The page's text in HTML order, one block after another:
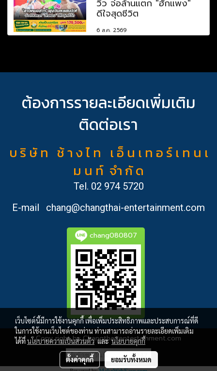
วิว จ่อล้านแตก "ฮักแพง"
ดีใจสุดชีวิต
6 ส.ค. 2569
ต้องการรายละเอียดเพิ่มเติม
ติดต่อเรา
บ ริ ษั ท ช้ า ง ไ ท เ อ็ น เ ท อ ร์ เ ท น เ
ม น ท์ จำ กั ด
Tel. 02 974 5720
E-mail
chang@changthai-entertainment.com
chang080807
Copy right by Changthai-entertainment.com
ผู้เข้าชมวันนี้ 2,947
เว็บไซต์นี้มีการใช้งานคุกกี้ เพื่อเพิ่มประสิทธิภาพและประสบการณ์ที่ดี
ในการใช้งานเว็บไซต์ของท่าน ท่านสามารถอ่านรายละเอียดเพิ่มเติม
ได้ที่นโยบายความเป็นส่วนตัวและนโยบายคุกกี้
ตั้งค่าคุกกี้ ยอมรับทั้งหมด